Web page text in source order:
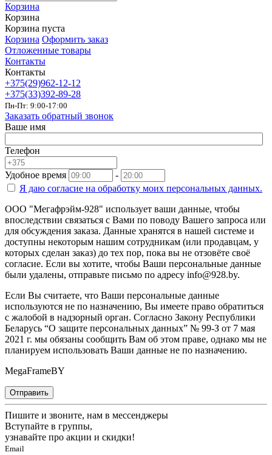
Корзина
Корзина
Корзина пуста
Корзина Оформить заказ
Отложенные товары
Контакты
Контакты
+375(29)962-12-12
+375(33)392-89-28
Пн-Пт: 9:00-17:00
Заказать обратный звонок
Ваше имя
Телефон
Удобное время
-
Я даю согласие на обработку моих персональных данных.
ООО "Мегафрэйм-928" использует ваши данные, чтобы
впоследствии связаться с Вами по поводу Вашего запроса или
для обсуждения заказа. Данные хранятся в нашей системе и
доступны некоторым нашим сотрудникам (или продавцам, у
которых сделан заказ) до тех пор, пока вы не отзовёте своё
согласие. Если вы хотите, чтобы Ваши персональные данные
были удалены, отправьте письмо по адресу info@928.by.
Если Вы считаете, что Ваши персональные данные
используются не по назначению, Вы имеете право обратиться
с жалобой в надзорный орган. Согласно Закону Республики
Беларусь “О защите персональных данных” № 99-З от 7 мая
2021 г. мы обязаны сообщить Вам об этом праве, однако мы не
планируем использовать Ваши данные не по назначению.
MegaFrameBY
Отправить
Пишите и звоните, нам в мессенджеры
Вступайте в группы,
узнавайте про акции и скидки!
Email